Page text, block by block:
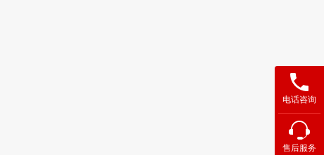
电话咨询
售后服务